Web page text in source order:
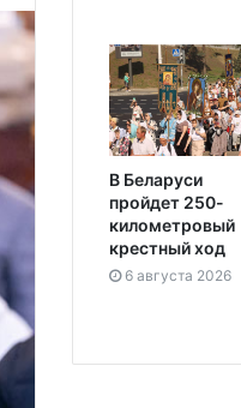
В Беларуси
пройдет 250-
километровый
крестный ход
6 августа 2026